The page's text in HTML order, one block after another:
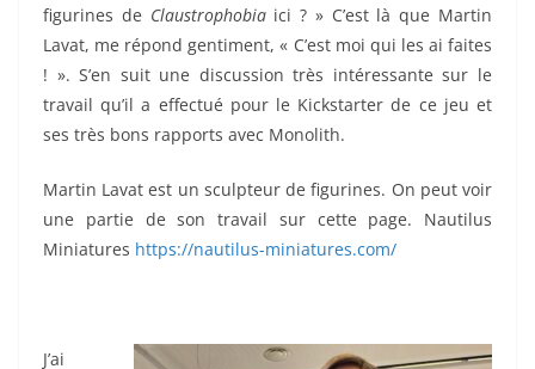
figurines de Claustrophobiaici ? » C’est là que Martin
Lavat, me répond gentiment, « C’est moi qui les ai faites
! ». S’en suit une discussion très intéressante sur le
travail qu’il a effectué pour le Kickstarter de ce jeu et
ses très bons rapports avec Monolith.
Martin Lavat est un sculpteur de figurines. On peut voir
une partie de son travail sur cette page. Nautilus
Miniatures https://nautilus-miniatures.com/
J’ai